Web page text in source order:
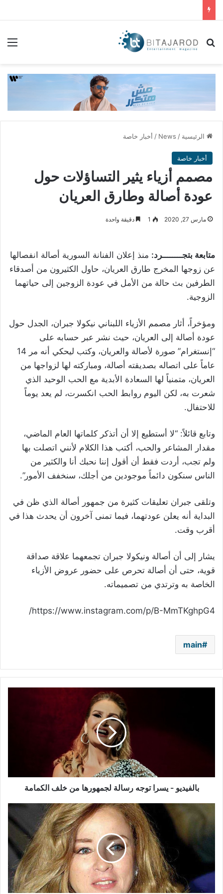
بحث عن
الرئيسية /
News
/ أخبار خاصة
أخبار خاصة
مصمم أزياء يثير التساؤلات حول
عودة أصالة وطارق العريان
مارس 27, 2020 1 دقيقة واحدة
متابعة بتجــــــــرد: منذ إعلان الفنانة السورية أصالة انفصالها
عن زوجها المخرج طارق العريان، حاول الكثيرون من أصدقاء
الطرفين بث حالة من الأمل في عودة الزوجين إلى حياتهما
الزوجية.
ومؤخراً، أثار مصمم الأزياء اللبناني نيكولا جبران، الجدل حول
عودة أصالة إلى العريان، حيث نشر عبر حسابه على
“إنستغرام” صورة لأصالة والعريان، وكتب ليحكي أنه مر 14
عاماً على اتصاله بصديقته أصالة، ومباركته لها لزواجها من
العريان، متمنياً لها السعادة الأبدية مع الحب الوحيد الذي
شعرت به، لكن اليوم روابط الحب انكسرت، لم يعد يوماً
للاحتفال.
وتابع قائلاً: “لا أستطيع إلا أن أتذكر كلماتها العام الماضي،
مقدار المشاعر والحب، أكتب هذا الكلام لأنني اتصلت بها
ولم تجب، أردت فقط أن أقول إننا نحبك أنا والكثير من
الناس سنكون دائماً موجودين من أجلك، سنخفف الأمور”.
وتلقى جبران تعليقات كثيرة من جمهور أصالة الذي ظن في
البداية أنه يعلن عودتهما، فيما تمنى آخرون أن يحدث هذا في
أقرب وقت.
يشار إلى أن أصالة ونيكولا جبران تجمعهما علاقة صداقة
قوية، حتى أن أصالة تحرص على حضور عروض الأزياء
الخاصة به وترتدي من تصميماته.
https://www.instagram.com/p/B-MmTKghpG4/
main
الكمامة
بالفيديو - يسرا توجه رسالة لجمهورها من خلف الكمامة
المقتولة
نجلاء